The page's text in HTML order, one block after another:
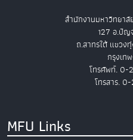
สำนักงานมหาวิทยา
127 อ.ปั
ถ.สาทรใต้ แขวง
กรุงเท
โทรศัพท์. 0-
โทรสาร.
MFU Links